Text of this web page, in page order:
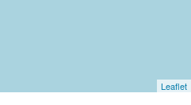
Leaflet